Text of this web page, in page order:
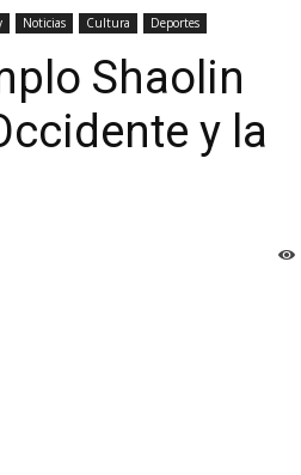
Noticias Cultura Deportes
Shaolin
y la